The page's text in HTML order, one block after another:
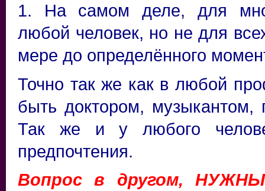
1. На самом деле, для
любой человек, но не для
мере до определённого
Точно так же как в любой
быть доктором,
Так же и у любого
предпочтения.
Вопрос в другом,